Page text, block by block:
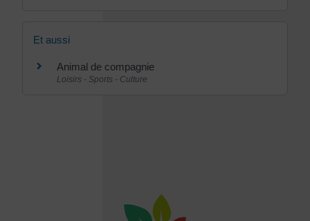
Et aussi
Animal de compagnie
Loisirs - Sports - Culture